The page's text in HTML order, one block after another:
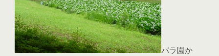
バラ園か